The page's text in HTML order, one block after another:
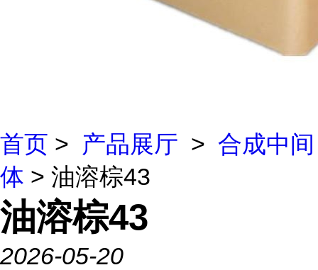
首页 > 产品展厅 > 合成中间
体 > 油溶棕43
油溶棕43
2026-05-20